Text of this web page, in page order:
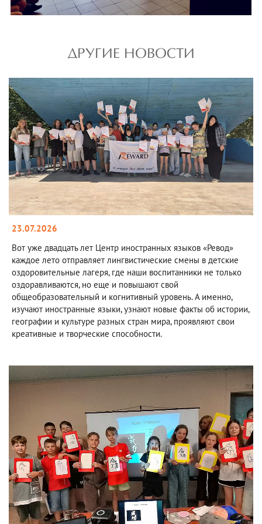
ДРУГИЕ НОВОСТИ
23.07.2026
Вот уже двадцать лет Центр иностранных языков «Ревод»
каждое лето отправляет лингвистические смены в детские
оздоровительные лагеря, где наши воспитанники не только
оздоравливаются, но еще и повышают свой
общеобразовательный и когнитивный уровень. А именно,
изучают иностранные языки, узнают новые факты об истории,
географии и культуре разных стран мира, проявляют свои
креативные и творческие способности.